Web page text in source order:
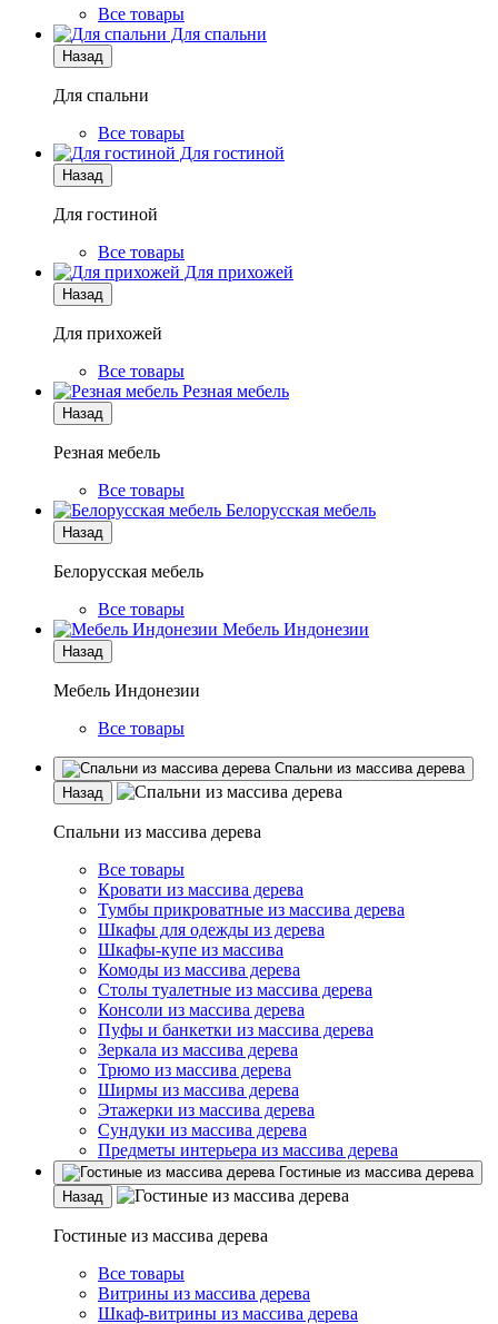
Все товары
Для спальни
Назад
Для спальни
Все товары
Для гостиной
Назад
Для гостиной
Все товары
Для прихожей
Назад
Для прихожей
Все товары
Резная мебель
Назад
Резная мебель
Все товары
Белорусская мебель
Назад
Белорусская мебель
Все товары
Мебель Индонезии
Назад
Мебель Индонезии
Все товары
Спальни из массива дерева
Назад
Спальни из массива дерева
Все товары
Кровати из массива дерева
Тумбы прикроватные из массива дерева
Шкафы для одежды из дерева
Шкафы-купе из массива
Комоды из массива дерева
Столы туалетные из массива дерева
Консоли из массива дерева
Пуфы и банкетки из массива дерева
Зеркала из массива дерева
Трюмо из массива дерева
Ширмы из массива дерева
Этажерки из массива дерева
Сундуки из массива дерева
Предметы интерьера из массива дерева
Гостиные из массива дерева
Назад
Гостиные из массива дерева
Все товары
Витрины из массива дерева
Шкаф-витрины из массива дерева